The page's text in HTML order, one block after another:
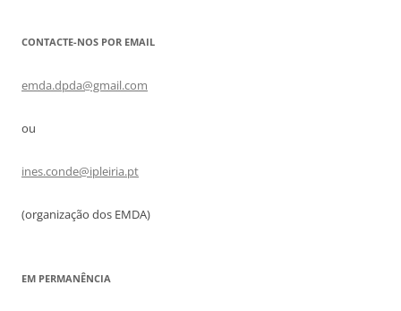
CONTACTE-NOS POR EMAIL
emda.dpda@gmail.com
ou
ines.conde@ipleiria.pt
(organização dos EMDA)
EM PERMANÊNCIA